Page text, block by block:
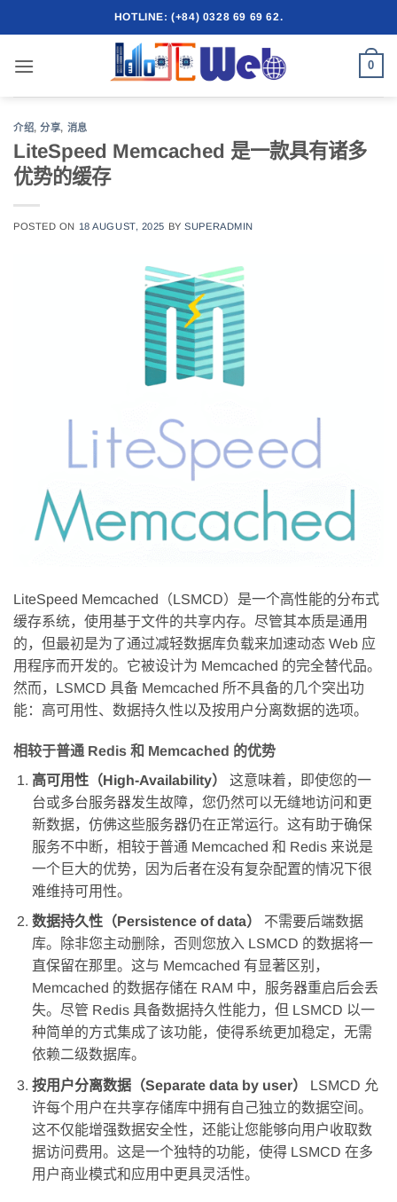
到
HOTLINE: (+84) 0328 69 69 62.
0
介绍,分享, 消息
LiteSpeed Memcached 是一款具有诸多
优势的缓存
POSTED ON 18 AUGUST, 2025 BYSUPERADMIN
LiteSpeed Memcached（LSMCD）是一个高性能的分布式
缓存系统，使用基于文件的共享内存。尽管其本质是通用
的，但最初是为了通过减轻数据库负载来加速动态 Web 应
用程序而开发的。它被设计为 Memcached 的完全替代品。
然而，LSMCD 具备 Memcached 所不具备的几个突出功
能：高可用性、数据持久性以及按用户分离数据的选项。
相较于普通 Redis 和 Memcached 的优势
高可用性（High-Availability）
这意味着，即使您的一
台或多台服务器发生故障，您仍然可以无缝地访问和更
新数据，仿佛这些服务器仍在正常运行。这有助于确保
服务不中断，相较于普通 Memcached 和 Redis 来说是
一个巨大的优势，因为后者在没有复杂配置的情况下很
难维持可用性。
数据持久性（Persistence of data）
不需要后端数据
库。除非您主动删除，否则您放入 LSMCD 的数据将一
直保留在那里。这与 Memcached 有显著区别，
Memcached 的数据存储在 RAM 中，服务器重启后会丢
失。尽管 Redis 具备数据持久性能力，但 LSMCD 以一
种简单的方式集成了该功能，使得系统更加稳定，无需
依赖二级数据库。
按用户分离数据（Separate data by user）
LSMCD 允
许每个用户在共享存储库中拥有自己独立的数据空间。
这不仅能增强数据安全性，还能让您能够向用户收取数
据访问费用。这是一个独特的功能，使得 LSMCD 在多
用户商业模式和应用中更具灵活性。